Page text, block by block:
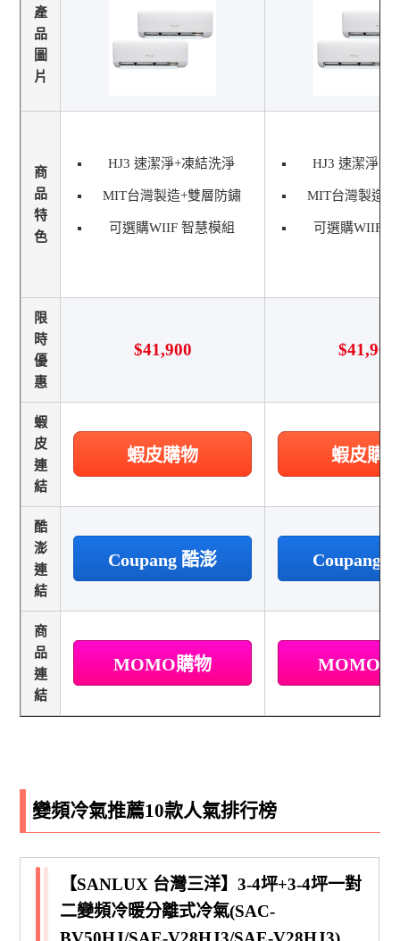
產
品
圖
片
商
品
特
色
HJ3 速潔淨+凍結洗淨
MIT台灣製造+雙層防鏽
可選購WIIF 智慧模組
HJ3 速潔淨+
MIT台灣製造+
可選購WIIF
限
時
優
惠
$41,900 $41,900
蝦
皮
連
結
蝦皮購物 蝦皮購
酷
澎
連
結
Coupang 酷澎 Coupang
商
品
連
結
MOMO購物 MOMO
變頻冷氣推薦10款人氣排行榜
【SANLUX 台灣三洋】3-4坪+3-4坪一對
二變頻冷暖分離式冷氣(SAC-